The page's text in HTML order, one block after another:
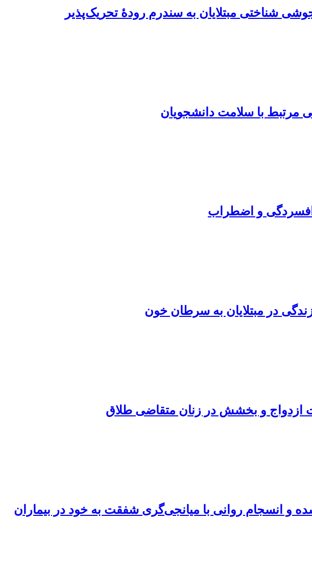
شناختی مبتلایان به سندرم رودۀ تحریک‌پذیر
مرتبط با سلامت دانشجویان
افسردگی و اضطراب
در مبتلایان به سرطان خون
ازدواج و بخشش در زنان متقاضی طلاق
و انسجام روانی با میانجی‌گری شفقت به خود در بیماران